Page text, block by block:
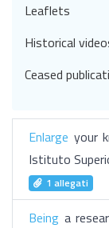
Enlarge your
Istituto
1 allegati
Being a
Leaflets
Historical
Ceased